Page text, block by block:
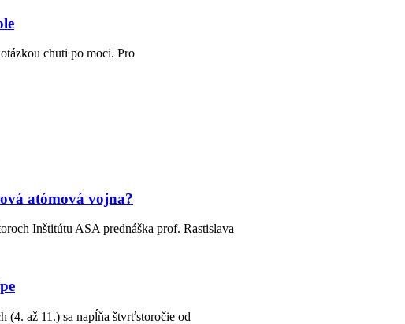
chuti po moci. Pro
atómová vojna?
Inštitútu ASA prednáška prof. Rastislava
(4. až 11.) sa napĺňa štvrťstoročie od